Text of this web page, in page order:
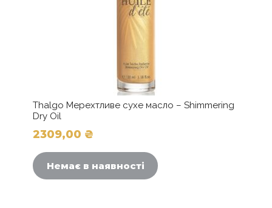
Thalgo Мерехтливе сухе масло – Shimmering
Dry Oil
2309,00 ₴
Немає в наявності